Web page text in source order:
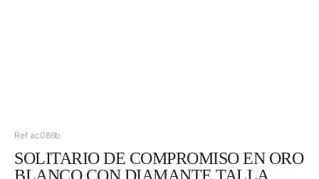
Ref ac086b
SOLITARIO DE COMPROMISO EN ORO